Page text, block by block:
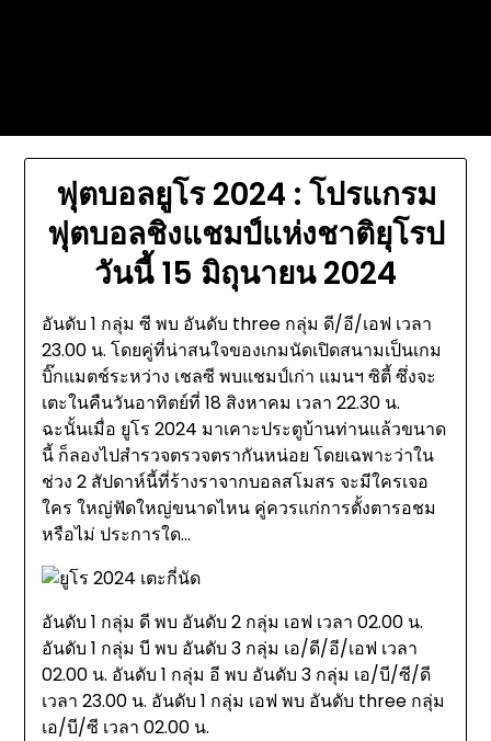
ฟุตบอลยูโร 2024 : โปรแกรม
ฟุตบอลชิงแชมป์แห่งชาติยุโรป
วันนี้ 15 มิถุนายน 2024
อันดับ 1 กลุ่ม ซี พบ อันดับ three กลุ่ม ดี/อี/เอฟ เวลา
23.00 น. โดยคู่ที่น่าสนใจของเกมนัดเปิดสนามเป็นเกม
บิ๊กแมตช์ระหว่าง เชลซี พบแชมป์เก่า แมนฯ ซิตี้ ซึ่งจะ
เตะในคืนวันอาทิตย์ที่ 18 สิงหาคม เวลา 22.30 น.
ฉะนั้นเมื่อ ยูโร 2024 มาเคาะประตูบ้านท่านแล้วขนาด
นี้ ก็ลองไปสำรวจตรวจตรากันหน่อย โดยเฉพาะว่าใน
ช่วง 2 สัปดาห์นี้ที่ร้างราจากบอลสโมสร จะมีใครเจอ
ใคร ใหญ่ฟัดใหญ่ขนาดไหน คู่ควรแก่การตั้งตารอชม
หรือไม่ ประการใด…
อันดับ 1 กลุ่ม ดี พบ อันดับ 2 กลุ่ม เอฟ เวลา 02.00 น.
อันดับ 1 กลุ่ม บี พบ อันดับ 3 กลุ่ม เอ/ดี/อี/เอฟ เวลา
02.00 น. อันดับ 1 กลุ่ม อี พบ อันดับ 3 กลุ่ม เอ/บี/ซี/ดี
เวลา 23.00 น. อันดับ 1 กลุ่ม เอฟ พบ อันดับ three กลุ่ม
เอ/บี/ซี เวลา 02.00 น.